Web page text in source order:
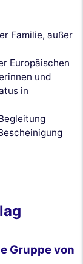
Familie, außer
Europäischen
und
in
Gruppe von